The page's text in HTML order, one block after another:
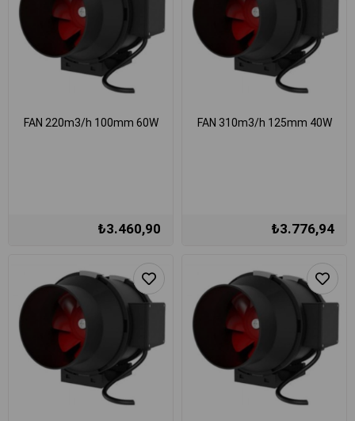
FAN 220m3/h 100mm 60W
₺3.460,90
FAN 310m3/h 125mm 40W
₺3.776,94